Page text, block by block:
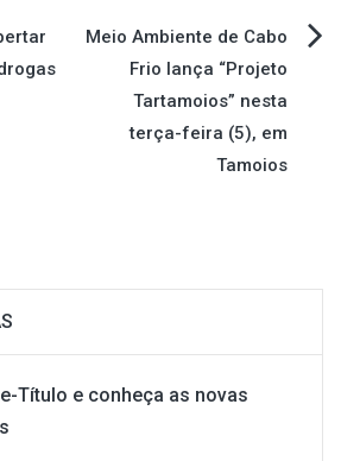
Meio Ambiente de Cabo
Frio lança “Projeto
Tartamoios” nesta
terça-feira (5), em
Tamoios
Título e conheça as novas